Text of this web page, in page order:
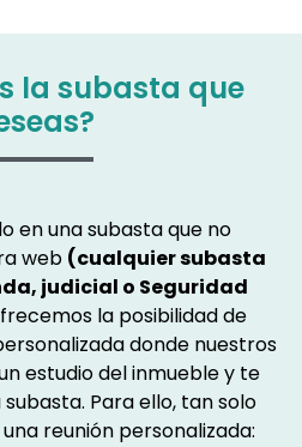
la subasta que
en una subasta que no
web (cualquier subasta
judicial o Seguridad
la posibilidad de
donde nuestros
estudio del inmueble y te
Para ello, tan solo
reunión personalizada: